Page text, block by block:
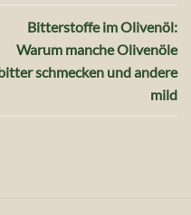
Bitterstoffe im Olivenöl:
Warum manche Olivenöle
schmecken und andere
mild